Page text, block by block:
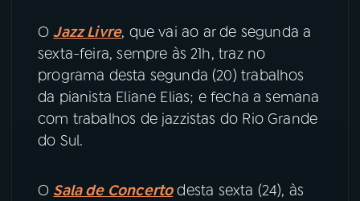
Instagram X
TikTok
OJazz Livre, que vai ao ar de segunda a
sexta-feira, sempre às 21h, traz no
programa desta segunda (20) trabalhos
da pianista Eliane Elias; e fecha a semana
com trabalhos de jazzistas do Rio Grande
do Sul.
O Sala de Concertodesta sexta (24), às